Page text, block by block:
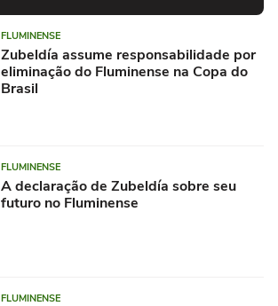
FLUMINENSE
Zubeldía assume responsabilidade por
eliminação do Fluminense na Copa do
Brasil
FLUMINENSE
A declaração de Zubeldía sobre seu
futuro no Fluminense
FLUMINENSE